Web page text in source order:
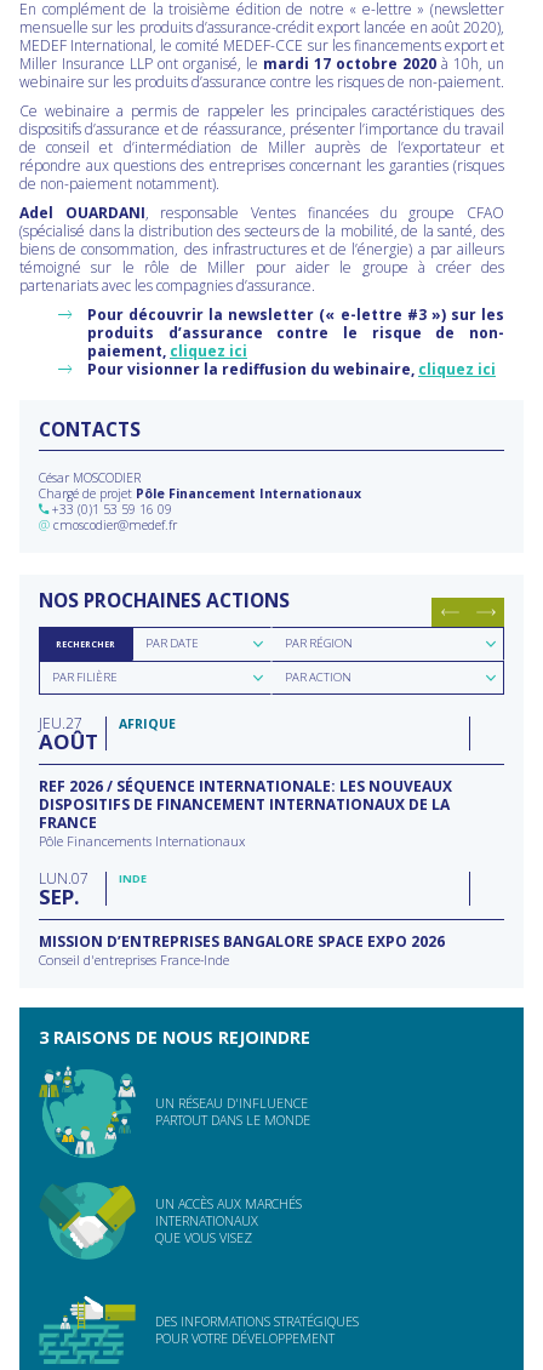
En complément de la troisième édition de notre « e-lettre » (newsletter
mensuelle sur les produits d’assurance-crédit export lancée en août 2020),
MEDEF International, le comité MEDEF-CCE sur les financements export et
Miller Insurance LLP ont organisé, le mardi 17 octobre 2020 à 10h, un
webinaire sur les produits d’assurance contre les risques de non-paiement.
Ce webinaire a permis de rappeler les principales caractéristiques des
dispositifs d’assurance et de réassurance, présenter l’importance du travail
de conseil et d’intermédiation de Miller auprès de l’exportateur et
répondre aux questions des entreprises concernant les garanties (risques
de non-paiement notamment).
Adel OUARDANI, responsable Ventes financées du groupe CFAO
(spécialisé dans la distribution des secteurs de la mobilité, de la santé, des
biens de consommation, des infrastructures et de l’énergie) a par ailleurs
témoigné sur le rôle de Miller pour aider le groupe à créer des
partenariats avec les compagnies d’assurance.
Pour découvrir la newsletter (« e-lettre #3 ») sur les
produits d’assurance contre le risque de non-
paiement, cliquez ici
Pour visionner la rediffusion du webinaire, cliquez ici
CONTACTS
César MOSCODIER
Chargé de projet Pôle Financement Internationaux
+33 (0)1 53 59 16 09
@ cmoscodier@medef.fr
NOS PROCHAINES ACTIONS
RECHERCHER
Rechercher
parPAR DATE
Rechercher
par
région
PAR RÉGION
Rechercher
parPAR FILIÈRE
Rechercher
parPAR ACTION
JEU 27
AOÛT
AFRIQUE
REF 2026 / SÉQUENCE INTERNATIONALE: LES NOUVEAUX
DISPOSITIFS DE FINANCEMENT INTERNATIONAUX DE LA
FRANCE
Pôle Financements Internationaux
LUN 07
SEP
INDE
MISSION D’ENTREPRISES BANGALORE SPACE EXPO 2026
Conseil d'entreprises France-Inde
3 RAISONS DE NOUS REJOINDRE
UN RÉSEAU D'INFLUENCE
PARTOUT DANS LE MONDE
UN ACCÈS AUX MARCHÉS
INTERNATIONAUX
QUE VOUS VISEZ
DES INFORMATIONS STRATÉGIQUES
POUR VOTRE DÉVELOPPEMENT